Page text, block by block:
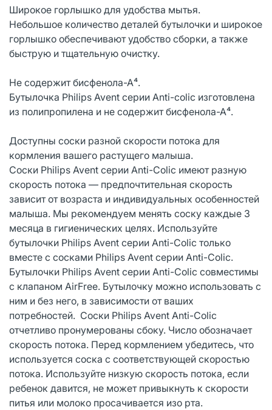
Широкое горлышко для удобства мытья.
Небольшое количество деталей бутылочки и широкое
горлышко обеспечивают удобство сборки, а также
быструю и тщательную очистку.
Не содержит бисфенола-А⁴.
Бутылочка Philips Avent серии Anti-colic изготовлена
из полипропилена и не содержит бисфенола-А⁴.
Доступны соски разной скорости потока для
кормления вашего растущего малыша.
Соски Philips Avent серии Anti-Colic имеют разную
скорость потока — предпочтительная скорость
зависит от возраста и индивидуальных особенностей
малыша. Мы рекомендуем менять соску каждые 3
месяца в гигиенических целях. Используйте
бутылочки Philips Avent серии Anti-Colic только
вместе с сосками Philips Avent серии Anti-Colic.
Бутылочки Philips Avent серии Anti-Colic совместимы
с клапаном AirFree. Бутылочку можно использовать с
ним и без него, в зависимости от ваших
потребностей. Соски Philips Avent Anti-Colic
отчетливо пронумерованы сбоку. Число обозначает
скорость потока. Перед кормлением убедитесь, что
используется соска с соответствующей скоростью
потока. Используйте низкую скорость потока, если
ребенок давится, не может привыкнуть к скорости
питья или молоко просачивается изо рта.